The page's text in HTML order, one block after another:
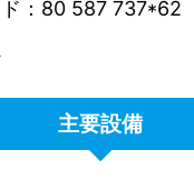
：80 587 737*62
主要設備